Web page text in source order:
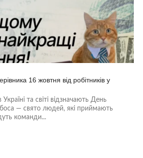
16 жовтня від робітників у
та світі відзначають День
— свято людей, які приймають
команди...